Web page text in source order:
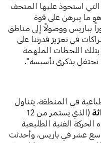
استحوذ عليها المتحف
ما يبرهن على قوة
بباريس ووصولاً إلى مناطق
في تعزيز قدرتنا على
بتلك اللحظات الملهمة
بذكرى تأسيسه".
في المنطقة، يتناول
(الذي يستمر من 12
حتى 5 فبراير 2023) هذه الحركة الفنية الطليعية
عشر في باريس، وأحدثت